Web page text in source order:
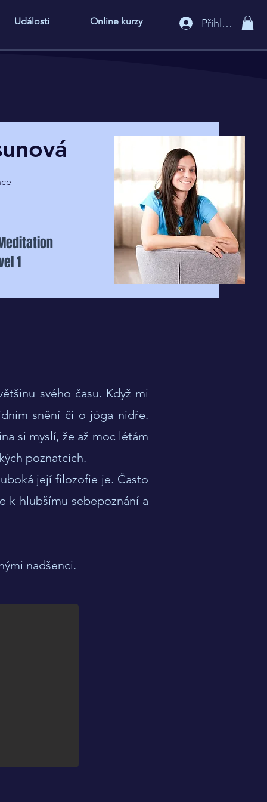
Události Online kurzy Přihlášení
1
svého času. Když mi
snění či o jóga nidře.
si myslí, že až moc létám
poznatcích.
její filozofie je. Často
k hlubšímu sebepoznání a
nadšenci.